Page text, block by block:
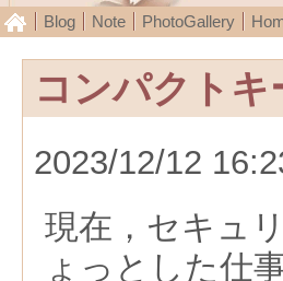
Blog Note PhotoGallery
コンパクト
2023/12/12
現在，セキュ
ょっとした仕